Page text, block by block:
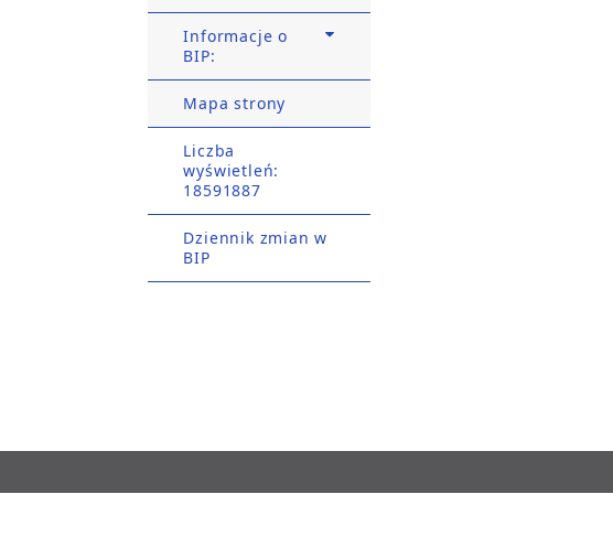
Informacje o
BIP:
Mapa strony
Liczba
wyświetleń:
18591887
Dziennik zmian w
BIP